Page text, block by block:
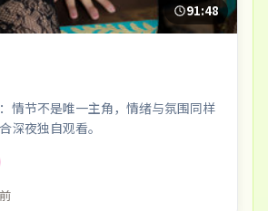
91:48
情节不是唯一主角，情绪与氛围同样
深夜独自观看。